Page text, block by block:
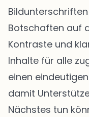
Botschaften auf
Kontraste und
Inhalte für alle
einen
damit
Nächstes tun